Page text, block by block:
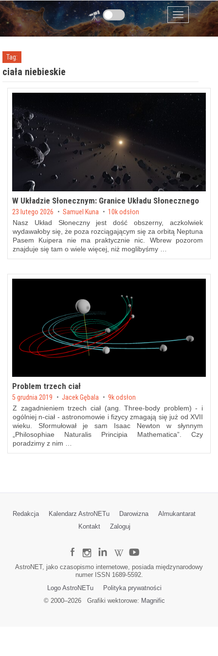
Przejdź do zawartości
Menu
Tag:
ciała niebieskie
W Układzie Słonecznym: Granice Układu Słonecznego
Posted on
23 lutego 2026 bySamuel Kuna 10k odsłon
Nasz Układ Słoneczny jest dość obszerny, aczkolwiek
wydawałoby się, że poza rozciągającym się za orbitą Neptuna
Pasem Kuipera nie ma praktycznie nic. Wbrew pozorom
znajduje się tam o wiele więcej, niż moglibyśmy …
Problem trzech ciał
Posted on
5 grudnia 2019 byJacek Gębala 9k odsłon
Z zagadnieniem trzech ciał (ang. Three-body problem) - i
ogólniej n-ciał - astronomowie i fizycy zmagają się już od XVII
wieku. Sformułował je sam Isaac Newton w słynnym
„Philosophiae Naturalis Principia Mathematica”. Czy
poradzimy z nim …
Redakcja Kalendarz AstroNETu Darowizna
Almukantarat
Kontakt
Zaloguj
AstroNET, jako czasopismo internetowe, posiada międzynarodowy
numer ISSN 1689-5592.
Logo AstroNETu
Polityka prywatności
© 2000–2026Grafiki wektorowe: Magnific